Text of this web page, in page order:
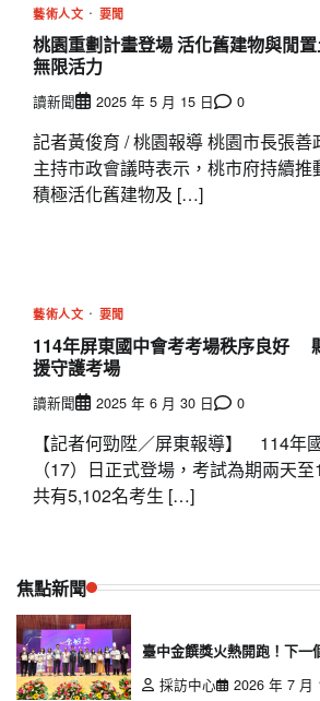
藝術人文 要聞
桃園重劃計畫登場 活化舊建物與閒
無限活力
讀新聞 2025 年 5 月 15 日 0
記者黃俊育 / 桃園報導 桃園市長張
主持市政會議時表示，桃市府持續推
積極活化舊建物及 […]
藝術人文 要聞
114年屏東國中會考考場秩序良好
援守護考場
讀新聞 2025 年 6 月 30 日 0
【記者何勁陞／屏東報導】 114年
（17）日正式登場，考試為期兩天
共有5,102名考生 […]
焦點新聞
臺中金饌獎火熱開跑！下一
採訪中心
2026 年 7 月